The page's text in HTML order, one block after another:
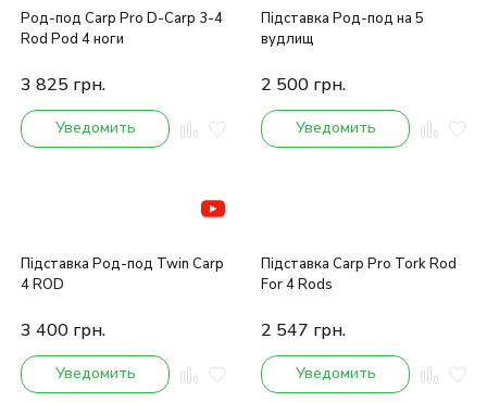
Род-под Carp Pro D-Carp 3-4
Rod Pod 4 ноги
3 825 грн.
Уведомить
Підставка Род-под на 5
вудлищ
2 500 грн.
Уведомить
Підставка Род-под Twin Carp
4 ROD
3 400 грн.
Уведомить
Підставка Carp Pro Tork Rod
For 4 Rods
2 547 грн.
Уведомить